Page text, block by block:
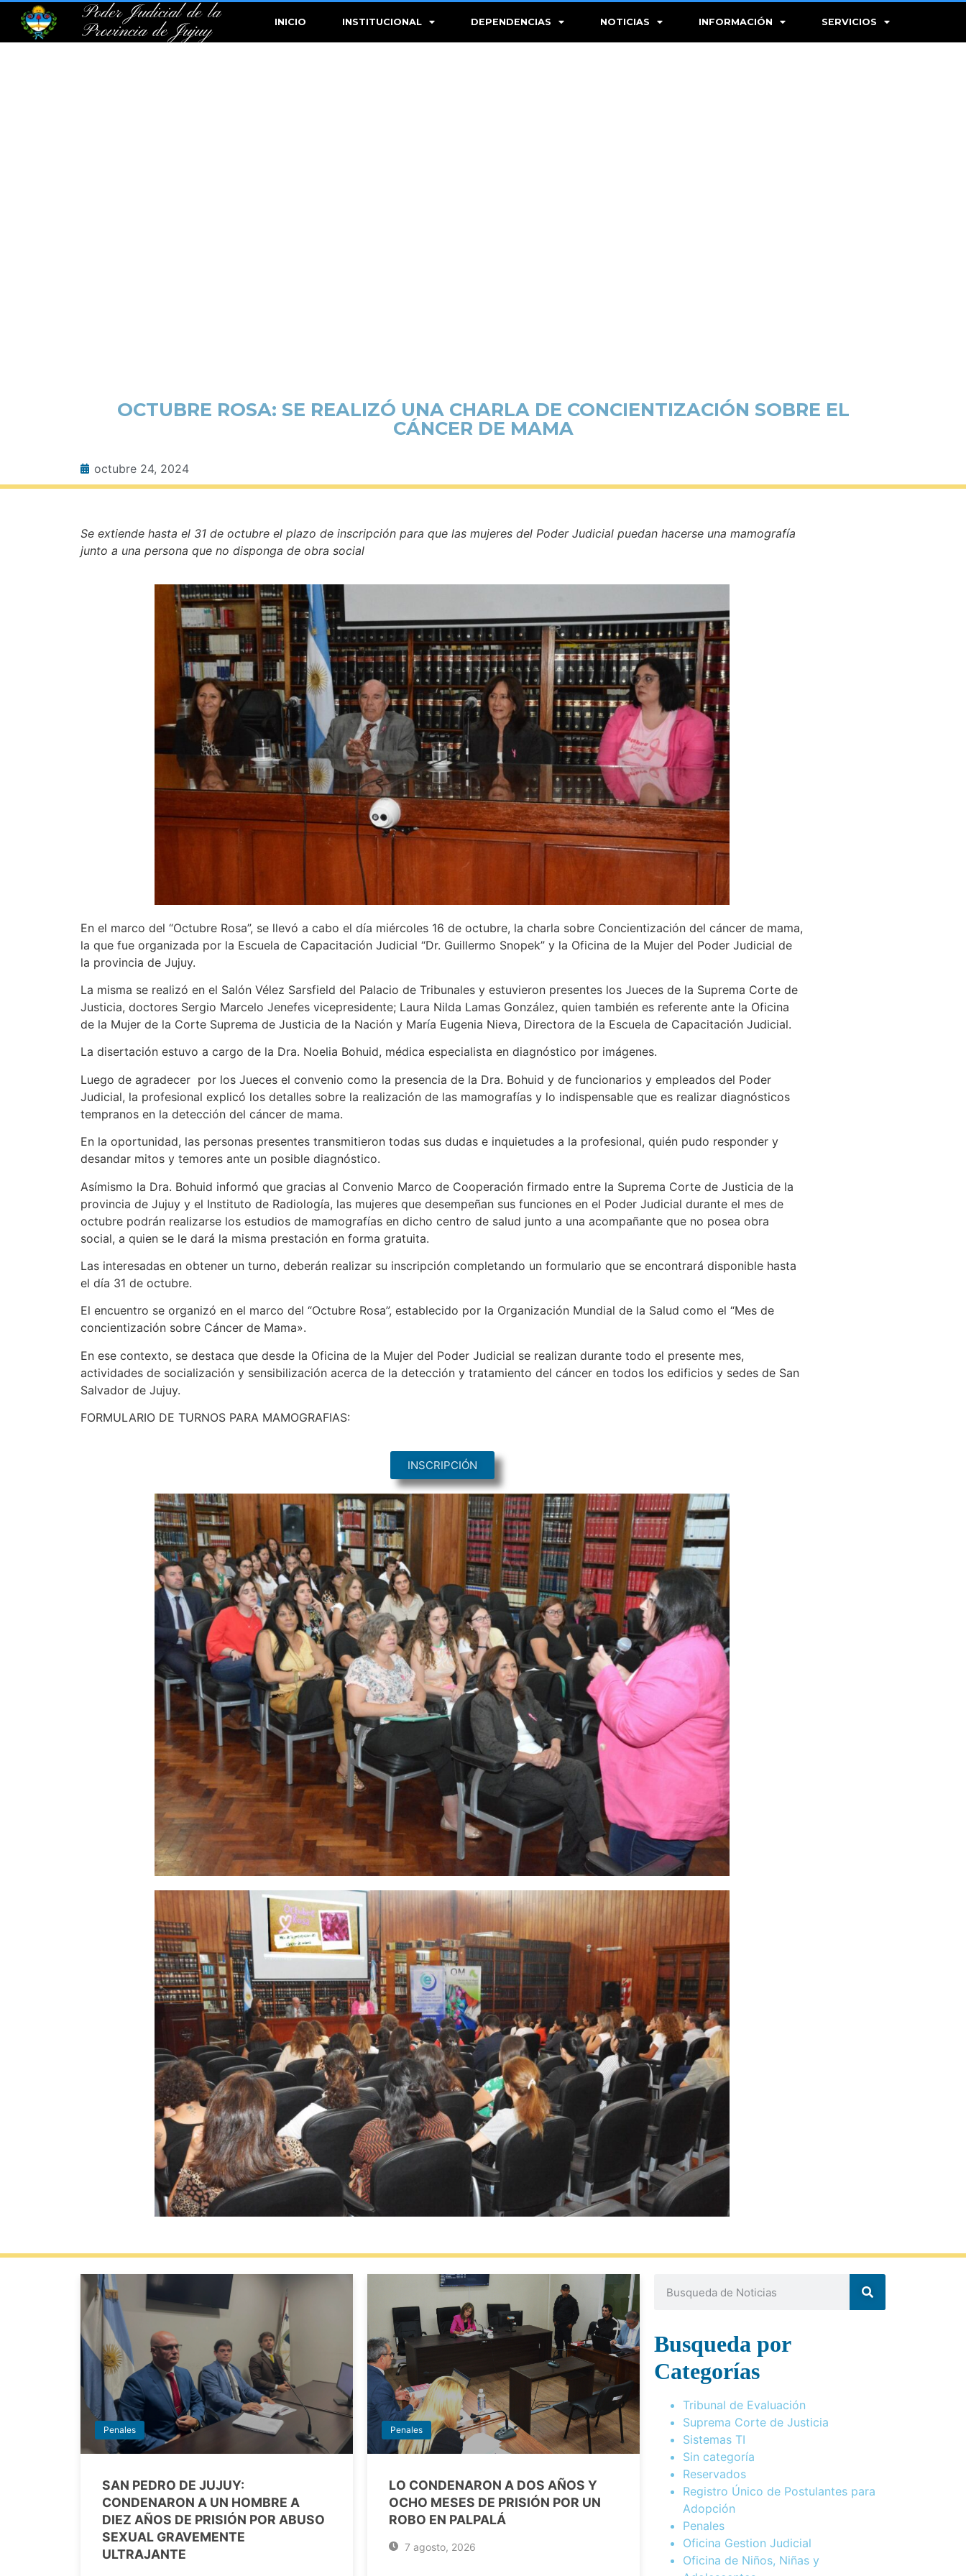
Poder Judicial de la
Provincia de Jujuy
INICIO INSTITUCIONAL DEPENDENCIAS NOTICIAS INFORMACIÓN SERVICIOS
OCTUBRE ROSA: SE REALIZÓ UNA CHARLA DE CONCIENTIZACIÓN SOBRE EL
CÁNCER DE MAMA
octubre 24, 2024
Se extiende hasta el 31 de octubre el plazo de inscripción para que las mujeres del Poder Judicial puedan hacerse una mamografía
junto a una persona que no disponga de obra social
En el marco del “Octubre Rosa”, se llevó a cabo el día miércoles 16 de octubre, la charla sobre Concientización del cáncer de mama,
la que fue organizada por la Escuela de Capacitación Judicial “Dr. Guillermo Snopek” y la Oficina de la Mujer del Poder Judicial de
la provincia de Jujuy.
La misma se realizó en el Salón Vélez Sarsfield del Palacio de Tribunales y estuvieron presentes los Jueces de la Suprema Corte de
Justicia, doctores Sergio Marcelo Jenefes vicepresidente; Laura Nilda Lamas González, quien también es referente ante la Oficina
de la Mujer de la Corte Suprema de Justicia de la Nación y María Eugenia Nieva, Directora de la Escuela de Capacitación Judicial.
La disertación estuvo a cargo de la Dra. Noelia Bohuid, médica especialista en diagnóstico por imágenes.
Luego de agradecer por los Jueces el convenio como la presencia de la Dra. Bohuid y de funcionarios y empleados del Poder
Judicial, la profesional explicó los detalles sobre la realización de las mamografías y lo indispensable que es realizar diagnósticos
tempranos en la detección del cáncer de mama.
En la oportunidad, las personas presentes transmitieron todas sus dudas e inquietudes a la profesional, quién pudo responder y
desandar mitos y temores ante un posible diagnóstico.
Asímismo la Dra. Bohuid informó que gracias al Convenio Marco de Cooperación firmado entre la Suprema Corte de Justicia de la
provincia de Jujuy y el Instituto de Radiología, las mujeres que desempeñan sus funciones en el Poder Judicial durante el mes de
octubre podrán realizarse los estudios de mamografías en dicho centro de salud junto a una acompañante que no posea obra
social, a quien se le dará la misma prestación en forma gratuita.
Las interesadas en obtener un turno, deberán realizar su inscripción completando un formulario que se encontrará disponible hasta
el día 31 de octubre.
El encuentro se organizó en el marco del “Octubre Rosa”, establecido por la Organización Mundial de la Salud como el “Mes de
concientización sobre Cáncer de Mama».
En ese contexto, se destaca que desde la Oficina de la Mujer del Poder Judicial se realizan durante todo el presente mes,
actividades de socialización y sensibilización acerca de la detección y tratamiento del cáncer en todos los edificios y sedes de San
Salvador de Jujuy.
FORMULARIO DE TURNOS PARA MAMOGRAFIAS:
INSCRIPCIÓN
Penales
SAN PEDRO DE JUJUY:
CONDENARON A UN HOMBRE A
DIEZ AÑOS DE PRISIÓN POR ABUSO
SEXUAL GRAVEMENTE
ULTRAJANTE
Penales
LO CONDENARON A DOS AÑOS Y
OCHO MESES DE PRISIÓN POR UN
ROBO EN PALPALÁ
7 agosto, 2026
Busqueda por
Categorías
Tribunal de Evaluación
Suprema Corte de Justicia
Sistemas TI
Sin categoría
Reservados
Registro Único de Postulantes para
Adopción
Penales
Oficina Gestion Judicial
Oficina de Niños, Niñas y